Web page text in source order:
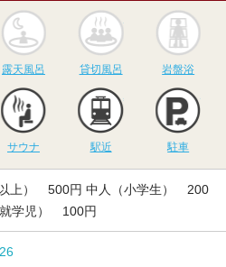
し 露天風呂
露天風呂
貸切風呂
貸切風呂 岩盤浴
サウナ
サウナ 駅近 駐車
上） 500円 中人（小学生） 200
学児） 100円